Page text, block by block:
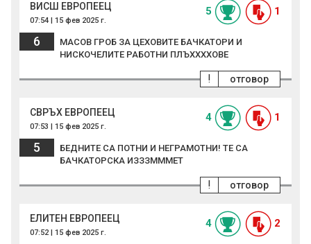
ВИСШ ЕВРОПЕЕЦ
07:54 | 15 фев 2025 г.
5 1
6
МАСОВ ГРОБ ЗА ЦЕХОВИТЕ БАЧКАТОРИ И
НИСКОЧЕЛИТЕ РАБОТНИ ПЛЪХХХХОВЕ
отговор
!
СВРЪХ ЕВРОПЕЕЦ
07:53 | 15 фев 2025 г.
4 1
5
БЕДНИТЕ СА ПОТНИ И НЕГРАМОТНИ! ТЕ СА
БАЧКАТОРСКА ИЗЗЗМММЕТ
отговор
!
ЕЛИТЕН ЕВРОПЕЕЦ
07:52 | 15 фев 2025 г.
4 2